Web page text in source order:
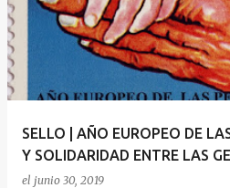
SELLO | AÑO EUROPEO DE
Y SOLIDARIDAD ENTRE LAS
el junio 30, 2019